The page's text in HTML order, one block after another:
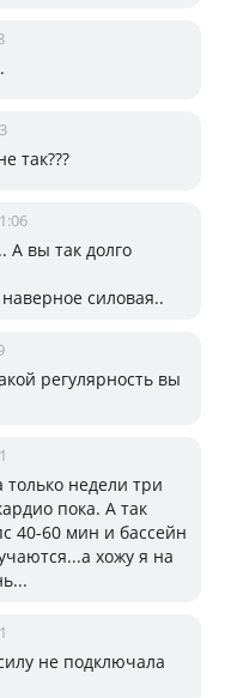
так???
А вы так долго
силовая..
регулярность вы
только недели три
пока. А так
40-60 мин и бассейн
хожу я на
не подключала